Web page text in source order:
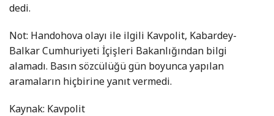
dedi.
Not: Handohova olayı ile ilgili Kavpolit, Kabardey-
Balkar Cumhuriyeti İçişleri Bakanlığından bilgi
alamadı. Basın sözcülüğü gün boyunca yapılan
aramaların hiçbirine yanıt vermedi.
Kaynak: Kavpolit